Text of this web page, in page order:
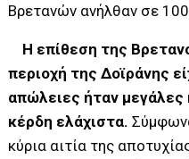
Βρετανών ανήλθαν σε
Η επίθεση της
περιοχή της Δοϊράνης
απώλειες ήταν μεγάλες
κέρδη ελάχιστα.
κύρια αιτία της